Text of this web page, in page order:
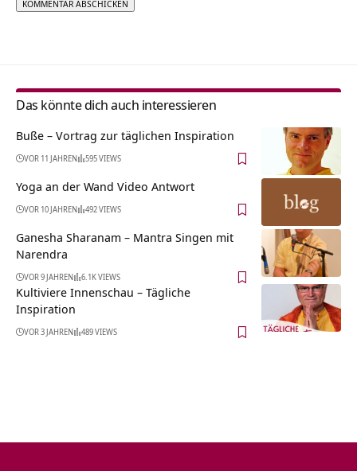
Das könnte dich auch interessieren
Buße – Vortrag zur täglichen Inspiration
VOR 11 JAHREN 595 VIEWS
Yoga an der Wand Video Antwort
VOR 10 JAHREN 492 VIEWS
Ganesha Sharanam – Mantra Singen mit
Narendra
VOR 9 JAHREN 6.1K VIEWS
Kultiviere Innenschau – Tägliche
Inspiration
VOR 3 JAHREN 489 VIEWS